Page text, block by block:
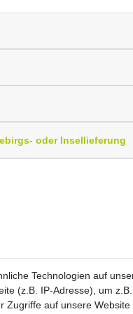
oder Insellieferung
Widerrufs­recht
Technologien auf
(z.B. IP-Adresse), um
Zugriffe auf unsere